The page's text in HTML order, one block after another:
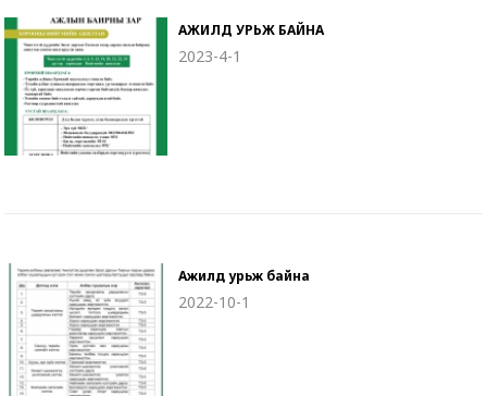
АЖИЛД УРЬЖ БАЙНА
2023-4-1
Ажилд урьж байна
2022-10-1